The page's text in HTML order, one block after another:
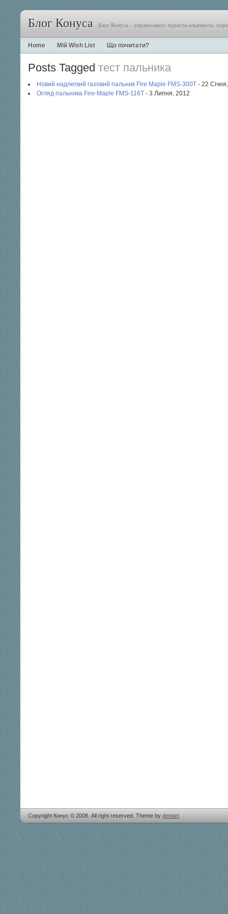
Блог Конуса Блог Конуса – українського туриста-альпініста,
Home Мій Wish List Що почитати?
Posts Tagged тест пальника
Новий надлегкий газовий пальник Fire Maple FMS-300T - 22
Огляд пальника Fire-Maple FMS-116T - 3 Липня, 2012
Copyright Конус © 2008. All right reserved. Theme by deniart